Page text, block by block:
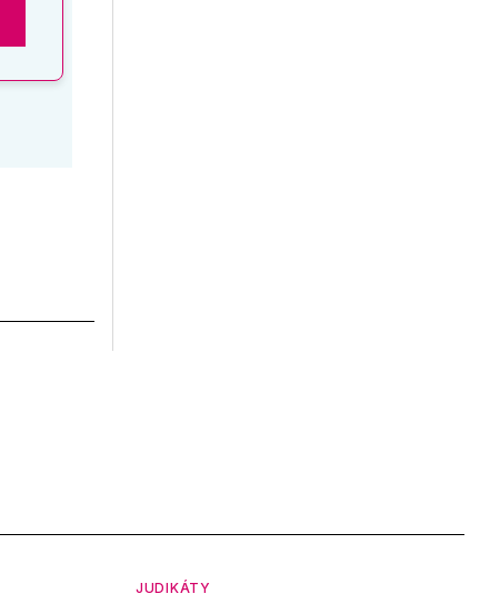
JUDIKÁTY